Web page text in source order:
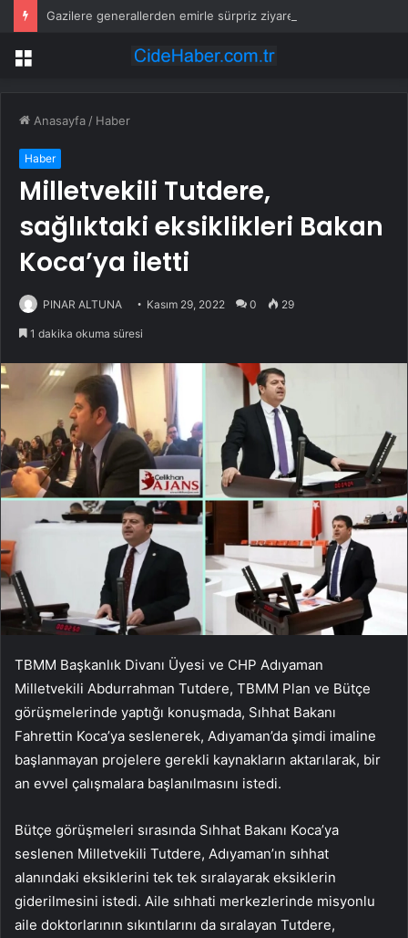
Gazilere generallerden emirle sürpriz ziyaret
Menü
Anasayfa / Haber
Haber
Milletvekili Tutdere,
sağlıktaki eksiklikleri Bakan
Koca’ya iletti
PINAR ALTUNA Kasım 29, 2022 0 29
1 dakika okuma süresi
TBMM Başkanlık Divanı Üyesi ve CHP Adıyaman
Milletvekili Abdurrahman Tutdere, TBMM Plan ve Bütçe
görüşmelerinde yaptığı konuşmada, Sıhhat Bakanı
Fahrettin Koca’ya seslenerek, Adıyaman’da şimdi imaline
başlanmayan projelere gerekli kaynakların aktarılarak, bir
an evvel çalışmalara başlanılmasını istedi.
Bütçe görüşmeleri sırasında Sıhhat Bakanı Koca’ya
seslenen Milletvekili Tutdere, Adıyaman’ın sıhhat
alanındaki eksiklerini tek tek sıralayarak eksiklerin
giderilmesini istedi. Aile sıhhati merkezlerinde misyonlu
aile doktorlarının sıkıntılarını da sıralayan Tutdere,